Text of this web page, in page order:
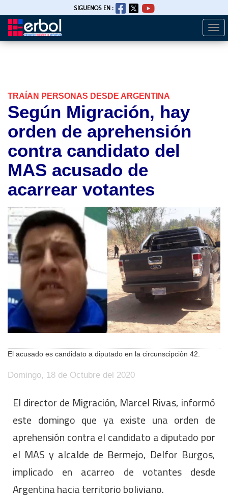
Pasar
SIGUENOS EN :
TRAÍAN PERSONAS DESDE ARGENTINA
Según Migración, hay
orden de aprehensión
contra candidato del
MAS acusado de
acarrear votantes
El acusado es candidato a diputado en la circunscipciòn 42.
Domingo, 18 de Octubre del 2020
El director de Migración, Marcel Rivas, informó
este domingo que ya existe una orden de
aprehensión contra el candidato a diputado por
el MAS y alcalde de Bermejo, Delfor Burgos,
implicado en acarreo de votantes desde
Argentina hacia territorio boliviano.